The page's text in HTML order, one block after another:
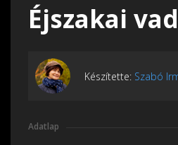
Éjszakai
Készítette: Szabó
Adatlap